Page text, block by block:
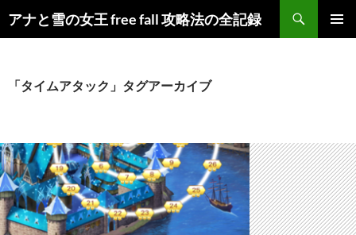
アナと雪の女王 free fall 攻略法の全記録
索
ン
キ
ッ
プ
「タイムアタック」タグアーカイブ